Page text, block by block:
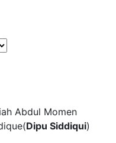
Abdul Momen
Dipu Siddiqui)